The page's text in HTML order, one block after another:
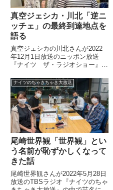
真空ジェシカ・川北「逆ニ
ッチェ」の最終到達地点を
語る
真空ジェシカの川北さんが2022
年12月1日放送のニッポン放送
『ナイツ ザ・ラジオショー』の
ク。その最終到達地点などについ
て話していました。
ナイツのちゃきちゃき大放送
尾崎世界観「世界観」とい
う名前が恥ずかしくなって
きた話
尾崎世界観さんが2022年5月28日
放送のTBSラジオ『ナイツのちゃ